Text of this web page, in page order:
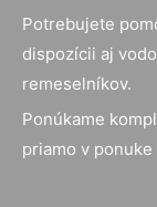
Potrebujete
dispozícii aj
remeselníkov.
Ponúkame
priamo v